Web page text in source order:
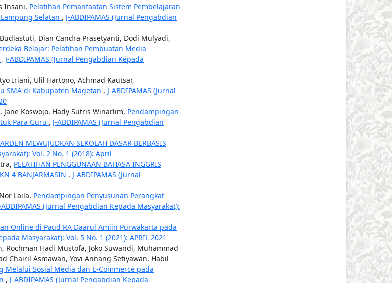
Insani, Pelatihan Pemanfaatan Sistem Pembelajaran
Selatan , J-ABDIPAMAS (Jurnal Pengabdian
Dian Candra Prasetyanti, Dodi Mulyadi,
Belajar: Pelatihan Pembuatan Media
, J-ABDIPAMAS (Jurnal Pengabdian Kepada
Iriani, Ulil Hartono, Achmad Kautsar,
SMA di Kabupaten Magetan , J-ABDIPAMAS (Jurnal
Koswojo, Hady Sutris Winarlim, Pendampingan
Para Guru , J-ABDIPAMAS (Jurnal Pengabdian
MEWUJUDKAN SEKOLAH DASAR BERBASIS
Vol. 2 No. 1 (2018): April
PELATIHAN PENGGUNAAN BAHASA INGGRIS
4 BANJARMASIN , J-ABDIPAMAS (Jurnal
Laila, Pendampingan Penyusunan Perangkat
ABDIPAMAS (Jurnal Pengabdian Kepada Masyarakat):
Online di Paud RA Daarul Amiin Purwakarta pada
Masyarakat): Vol. 5 No. 1 (2021): APRIL 2021
Hadi Mustofa, Joko Suwandi, Muhammad
Chairil Asmawan, Yovi Annang Setiyawan, Habil
Sosial Media dan E-Commerce pada
, J-ABDIPAMAS (Jurnal Pengabdian Kepada